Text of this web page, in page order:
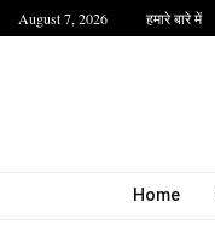
August 7, 2026 हमारे बारे में
Home